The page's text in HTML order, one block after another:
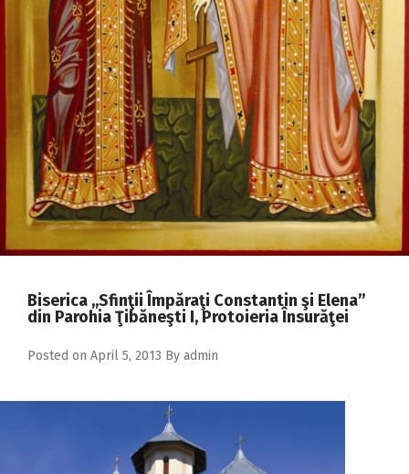
2018
2015
2014
2013
2012
2009
Biserica ,,Sfinţii Împăraţi Constantin şi Elena”
din Parohia Ţibăneşti I, Protoieria Însurăţei
Posted on April 5, 2013 By admin